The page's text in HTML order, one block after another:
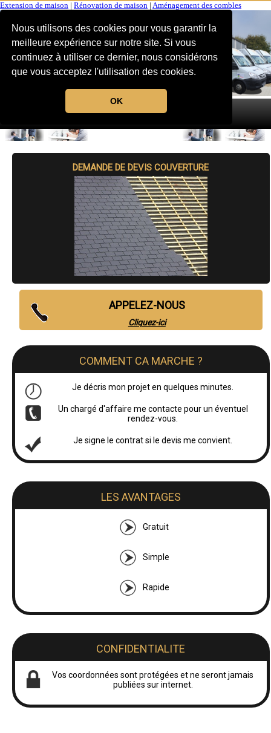
Nous utilisons des cookies pour vous garantir la
meilleure expérience sur notre site. Si vous
continuez à utiliser ce dernier, nous considérons
que vous acceptez l'utilisation des cookies.
OK
Extension de maison Rénovation de maison Aménagement des combles
MENU
DEMANDE DE DEVIS COUVERTURE
APPELEZ-NOUS
Cliquez-ici
COMMENT CA MARCHE ?
Je décris mon projet en quelques minutes.
Un chargé d'affaire me contacte pour un éventuel
rendez-vous.
Je signe le contrat si le devis me convient.
LES AVANTAGES
Gratuit
Simple
Rapide
CONFIDENTIALITE
Vos coordonnées sont protégées et ne seront jamais
publiées sur internet.